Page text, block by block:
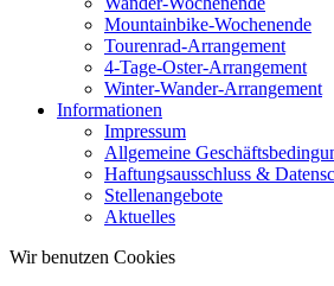
Mountainbike-Wochenende
Tourenrad-Arrangement
4-Tage-Oster-Arrangement
Winter-Wander-Arrangement
Informationen
Impressum
Allgemeine
Haftungsausschluss &
Stellenangebote
Aktuelles
Wir benutzen Cookies